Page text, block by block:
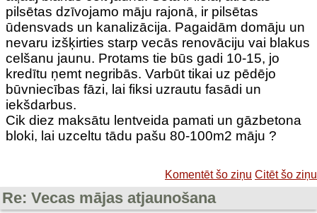
pilsētas dzīvojamo māju rajonā, ir pilsētas
ūdensvads un kanalizācija. Pagaidām domāju un
nevaru izšķirties starp vecās renovāciju vai blakus
celšanu jaunu. Protams tie būs gadi 10-15, jo
kredītu ņemt negribās. Varbūt tikai uz pēdējo
būvniecības fāzi, lai fiksi uzrautu fasādi un
iekšdarbus.
Cik diez maksātu lentveida pamati un gāzbetona
bloki, lai uzceltu tādu pašu 80-100m2 māju ?
Komentēt šo ziņu Citēt šo ziņu
Re: Vecas mājas atjaunošana